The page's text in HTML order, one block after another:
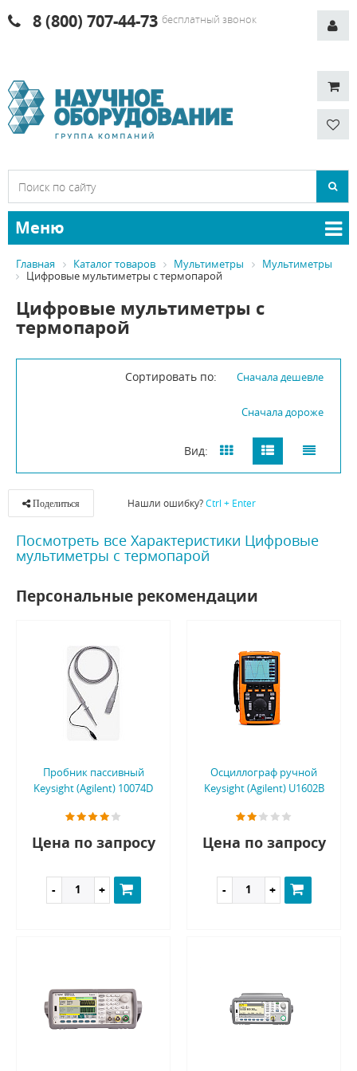
8 (800) 707-44-73 бесплатный звонок
Меню
Главная Каталог товаров Мультиметры
Мультиметры
Цифровые мультиметры с термопарой
Цифровые мультиметры с
термопарой
Сортировать по: Сначала дешевле
Сначала дороже
Вид:
Поделиться Нашли ошибку?Ctrl + Enter
Посмотреть все Характеристики Цифровые
мультиметры с термопарой
Персональные рекомендации
Пробник пассивный
Keysight (Agilent) 10074D
Цена по запросу
Осциллограф ручной
Keysight (Agilent) U1602B
Цена по запросу